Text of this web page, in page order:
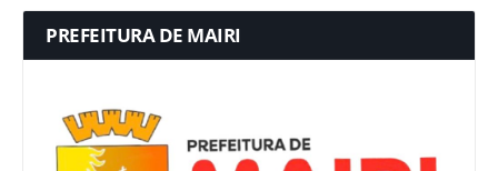
PREFEITURA DE MAIRI